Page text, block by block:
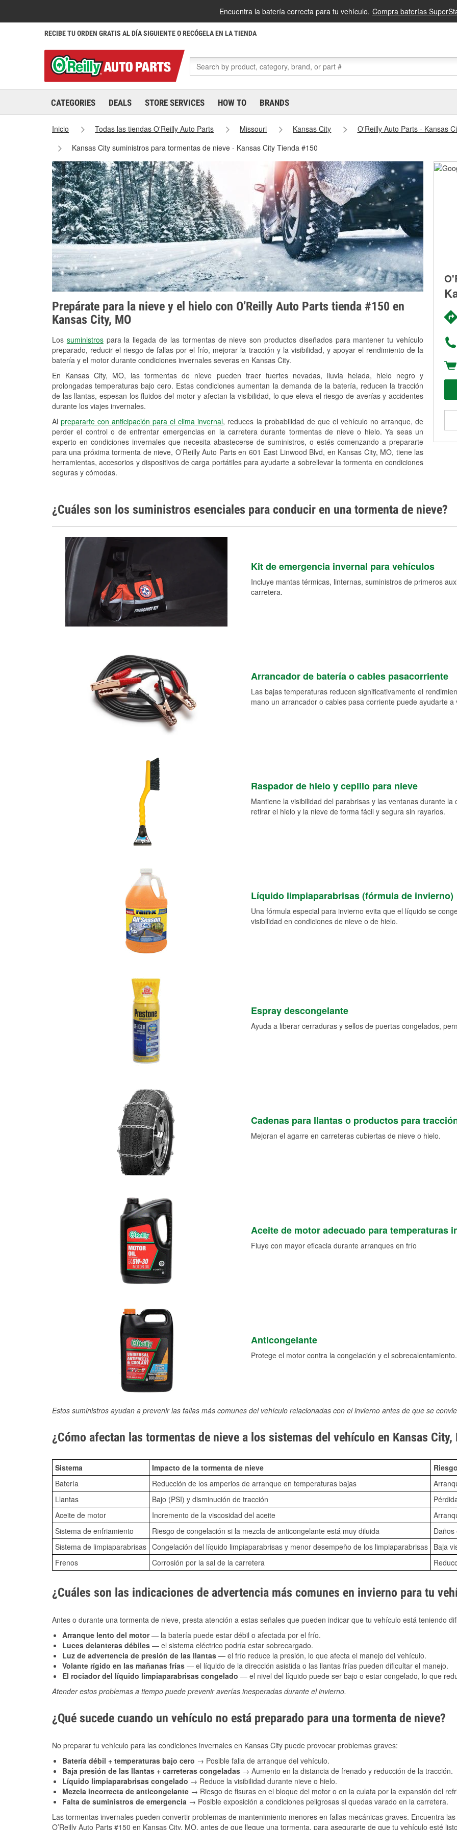
Encuentra la batería correcta para tu vehículo. Compra baterías
RECIBE TU ORDEN GRATIS AL DÍA SIGUIENTE O RECÓGELA EN LA TIENDA
CATEGORIES DEALS STORE SERVICES HOW TO BRANDS
Inicio Todas las tiendas O'Reilly Auto Parts Missouri Kansas City
O'Reilly Auto Parts - Kansas
Kansas City suministros para tormentas de nieve - Kansas City Tienda #150
Prepárate para la nieve y el hielo con O’Reilly Auto Parts tienda #150 en
Kansas City, MO
Los suministrospara la llegada de las tormentas de nieve son productos diseñados para mantener tu vehículo
preparado, reducir el riesgo de fallas por el frío, mejorar la tracción y la visibilidad, y apoyar el rendimiento de la
batería y el motor durante condiciones invernales severas en Kansas City.
En Kansas City, MO, las tormentas de nieve pueden traer fuertes nevadas, lluvia helada, hielo negro y
prolongadas temperaturas bajo cero. Estas condiciones aumentan la demanda de la batería, reducen la tracción
de las llantas, espesan los fluidos del motor y afectan la visibilidad, lo que eleva el riesgo de averías y accidentes
durante los viajes invernales.
Alprepararte con anticipación para el clima invernal, reduces la probabilidad de que el vehículo no arranque, de
perder el control o de enfrentar emergencias en la carretera durante tormentas de nieve o hielo. Ya seas un
experto en condiciones invernales que necesita abastecerse de suministros, o estés comenzando a prepararte
para una próxima tormenta de nieve, O’Reilly Auto Parts en 601 East Linwood Blvd, en Kansas City, MO, tiene las
herramientas, accesorios y dispositivos de carga portátiles para ayudarte a sobrellevar la tormenta en condiciones
seguras y cómodas.
¿Cuáles son los suministros esenciales para conducir en una tormenta de nieve?
Kit de emergencia invernal para vehículos
Incluye mantas térmicas, linternas, suministros de primeros
carretera.
Arrancador de batería o cables pasacorriente
Las bajas temperaturas reducen significativamente el
mano un arrancador o cables pasa corriente puede ayudarte
Raspador de hielo y cepillo para nieve
Mantiene la visibilidad del parabrisas y las ventanas durante
retirar el hielo y la nieve de forma fácil y segura sin rayarlos.
Líquido limpiaparabrisas (fórmula de invierno)
Una fórmula especial para invierno evita que el líquido se
visibilidad en condiciones de nieve o de hielo.
Espray descongelante
Ayuda a liberar cerraduras y sellos de puertas congelados,
Cadenas para llantas o productos para
Mejoran el agarre en carreteras cubiertas de nieve o hielo.
Aceite de motor adecuado para temperaturas
Fluye con mayor eficacia durante arranques en frío
Anticongelante
Protege el motor contra la congelación y el sobrecalentamiento.
Estos suministros ayudan a prevenir las fallas más comunes del vehículo relacionadas con el invierno antes de que se
¿Cómo afectan las tormentas de nieve a los sistemas del vehículo en Kansas City,
Sistema Impacto de la tormenta de nieve
Batería
Reducción de los amperios de arranque en temperaturas bajas
Llantas
Bajo (PSI) y disminución de tracción
Aceite de motor
Incremento de la viscosidad del aceite
Sistema de enfriamiento
Riesgo de congelación si la mezcla de anticongelante está muy diluida
Sistema de limpiaparabrisas Congelación del líquido limpiaparabrisas y menor desempeño de los limpiaparabrisas Baja
Frenos
Corrosión por la sal de la carretera
¿Cuáles son las indicaciones de advertencia más comunes en invierno para tu
Antes o durante una tormenta de nieve, presta atención a estas señales que pueden indicar que tu vehículo está teniendo
Arranque lento del motor— la batería puede estar débil o afectada por el frío.
Luces delanteras débiles — el sistema eléctrico podría estar sobrecargado.
Luz de advertencia de presión de las llantas — el frío reduce la presión, lo que afecta el manejo del vehículo.
Volante rígido en las mañanas frías — el líquido de la dirección asistida o las llantas frías pueden dificultar el manejo.
El rociador del líquido limpiaparabrisas congelado — el nivel del líquido puede ser bajo o estar congelado, lo que
Atender estos problemas a tiempo puede prevenir averías inesperadas durante el invierno.
¿Qué sucede cuando un vehículo no está preparado para una tormenta de nieve?
No preparar tu vehículo para las condiciones invernales en Kansas City puede provocar problemas graves:
Batería débil + temperaturas bajo cero → Posible falla de arranque del vehículo.
Baja presión de las llantas + carreteras congeladas → Aumento en la distancia de frenado y reducción de la tracción.
Líquido limpiaparabrisas congelado → Reduce la visibilidad durante nieve o hielo.
Mezcla incorrecta de anticongelante → Riesgo de fisuras en el bloque del motor o en la culata por la expansión del
Falta de suministros de emergencia → Posible exposición a condiciones peligrosas si quedas varado en la carretera.
Las tormentas invernales pueden convertir problemas de mantenimiento menores en fallas mecánicas graves. Encuentra
O’Reilly Auto Parts #150 en Kansas City, MO, antes de que llegue una tormenta, para asegurarte de que tu vehículo esté